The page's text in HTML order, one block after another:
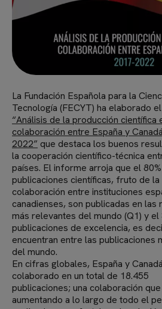
La Fundación Española para la
Tecnología (FECYT) ha elaborado
“Análisis de la producción científica
colaboración entre España y
2022” que destaca los buenos
la cooperación científico-técnica
países. El informe arroja que el
publicaciones científicas, fruto de la
colaboración entre instituciones
canadienses, son publicadas en las
más relevantes del mundo (Q1) y el
publicaciones de excelencia, es
encuentran entre las publicaciones
del mundo.
En cifras globales, España y
colaborado en un total de 18.455
publicaciones; una colaboración
aumentando a lo largo de todo el